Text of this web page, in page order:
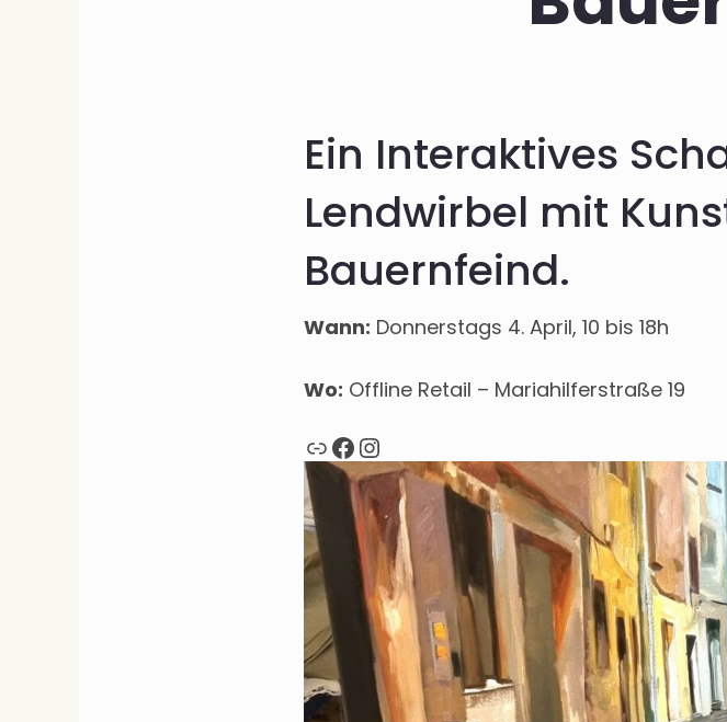
Ein Interaktives
Lendwirbel mit
Bauernfeind.
Wann: Donnerstags 4. April, 10 bis 18h
Wo: Offline Retail – Mariahilferstraße 19
Webseite
Facebook
Instagram